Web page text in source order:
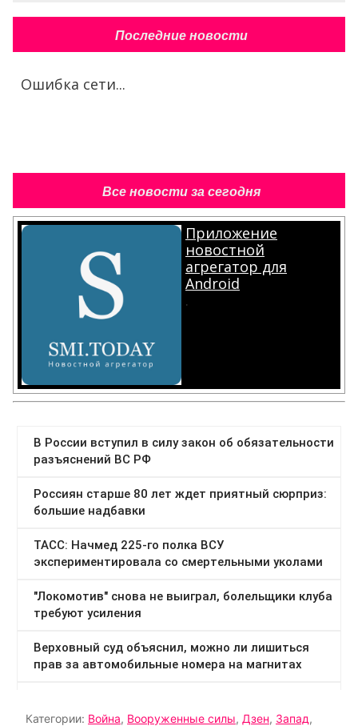
Последние новости
Ошибка сети...
Все новости за сегодня
Приложение
новостной
агрегатор для
Android
.
Категории: Война, Вооруженные силы, Дзен, Запад,